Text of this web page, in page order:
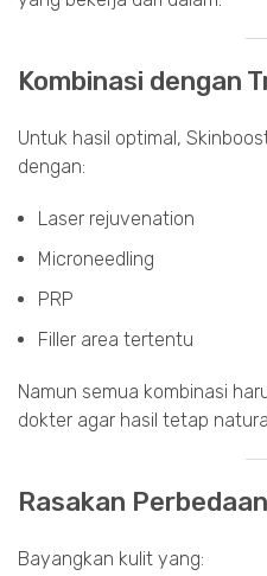
Kombinasi dengan
Untuk hasil optimal,
dengan:
Laser rejuvenation
Microneedling
PRP
Filler area tertentu
Namun semua kombinasi
dokter agar hasil tetap
Rasakan
Bayangkan kulit yang: